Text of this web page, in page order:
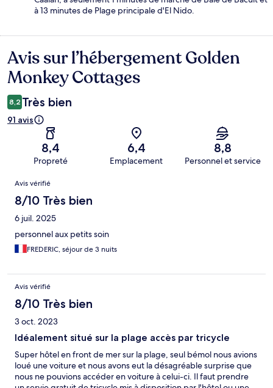
à 13 minutes de Plage principale d'El Nido.
Avis
Avis sur l’hébergement Golden
Monkey Cottages
8,2 Très bien
91 avis
8,4
Propreté
6,4
Emplacement
8,8
Personnel et service
Avis
Avis vérifié
8/10 Très bien
6 juil. 2025
personnel aux petits soin
FREDERIC, séjour de 3 nuits
Avis vérifié
8/10 Très bien
3 oct. 2023
Idéalement situé sur la plage accès par tricycle
Super hôtel en front de mer sur la plage, seul bémol nous avions
loué une voiture et nous avons eut la désagréable surprise que
nous ne pouvions accéder en voiture à celui-ci. Il faut prendre